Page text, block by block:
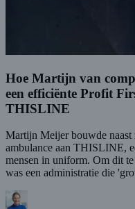
Hoe Martijn van
een efficiënte Profit
THISLINE
Martijn Meijer bouwde
ambulance aan THISLINE,
mensen in uniform. Om dit
was een administratie die